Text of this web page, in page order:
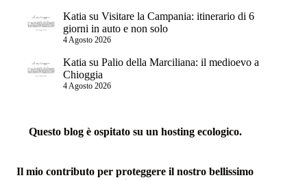
Katia su Visitare la Campania: itinerario di 6
giorni in auto e non solo
4 Agosto 2026
Katia su Palio della Marciliana: il medioevo a
Chioggia
4 Agosto 2026
Questo blog è ospitato su un hosting ecologico.
Il mio contributo per proteggere il nostro bellissimo